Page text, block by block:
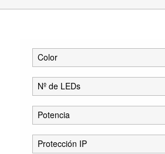
Color
Nº de LEDs
Potencia
Protección IP